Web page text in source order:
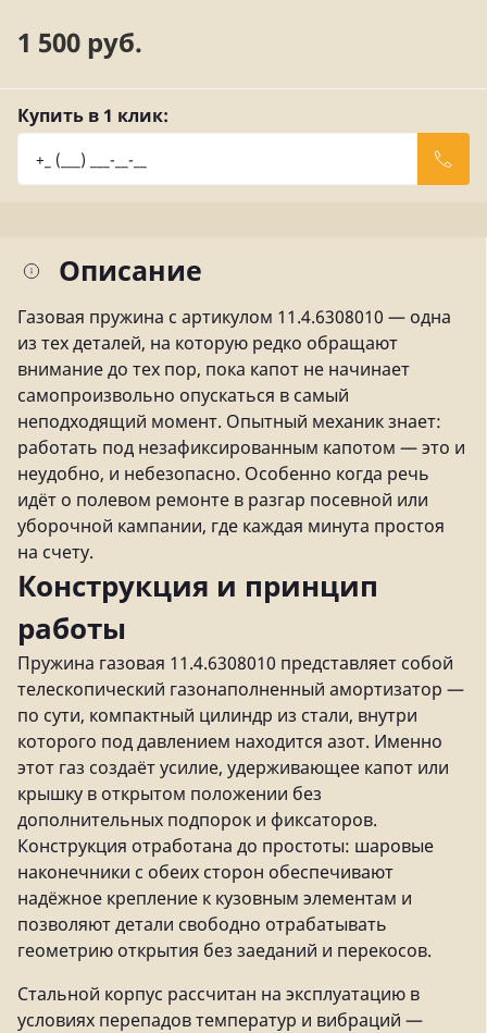
1 500 руб.
Купить в 1 клик:
Описание
Газовая пружина с артикулом 11.4.6308010 — одна
из тех деталей, на которую редко обращают
внимание до тех пор, пока капот не начинает
самопроизвольно опускаться в самый
неподходящий момент. Опытный механик знает:
работать под незафиксированным капотом — это и
неудобно, и небезопасно. Особенно когда речь
идёт о полевом ремонте в разгар посевной или
уборочной кампании, где каждая минута простоя
на счету.
Конструкция и принцип
работы
Пружина газовая 11.4.6308010 представляет собой
телескопический газонаполненный амортизатор —
по сути, компактный цилиндр из стали, внутри
которого под давлением находится азот. Именно
этот газ создаёт усилие, удерживающее капот или
крышку в открытом положении без
дополнительных подпорок и фиксаторов.
Конструкция отработана до простоты: шаровые
наконечники с обеих сторон обеспечивают
надёжное крепление к кузовным элементам и
позволяют детали свободно отрабатывать
геометрию открытия без заеданий и перекосов.
Стальной корпус рассчитан на эксплуатацию в
условиях перепадов температур и вибраций —